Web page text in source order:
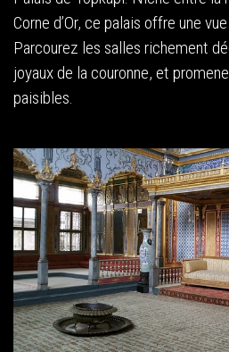
Corne d’Or, ce palais offre une
Parcourez les salles richement
joyaux de la couronne, et
paisibles.